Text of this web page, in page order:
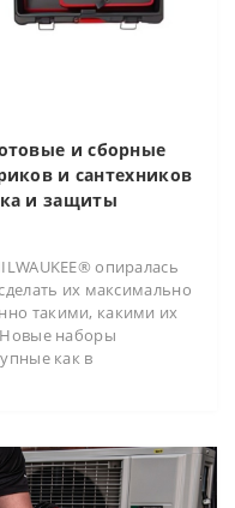
и сборные
и сантехников
и защиты
опиралась
их максимально
такими, какими их
наборы
как в